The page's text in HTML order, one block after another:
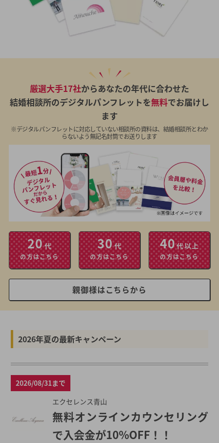
厳選大手17社からあなたの年代に合わせた
結婚相談所のデジタルパンフレットを無料でお届けし
ます
※デジタルパンフレットに対応していない相談所の資料は、結婚相談所とわか
らないよう無記名封筒でお送りします
20代
の方はこちら
30代
の方はこちら
40代以上
の方はこちら
親御様はこちらから
2026年夏の最新キャンペーン
2026/08/31まで
エクセレンス青山
無料オンラインカウンセリング
で入会金が10%OFF！！